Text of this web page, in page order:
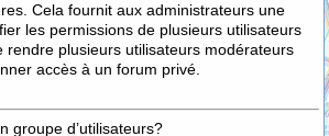
Cela fournit aux administrateurs une
les permissions de plusieurs utilisateurs
rendre plusieurs utilisateurs modérateurs
accès à un forum privé.
groupe d’utilisateurs?